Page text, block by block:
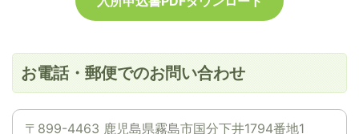
お電話・郵便でのお問い合わせ
〒899-4463 鹿児島県霧島市国分下井1794番地1